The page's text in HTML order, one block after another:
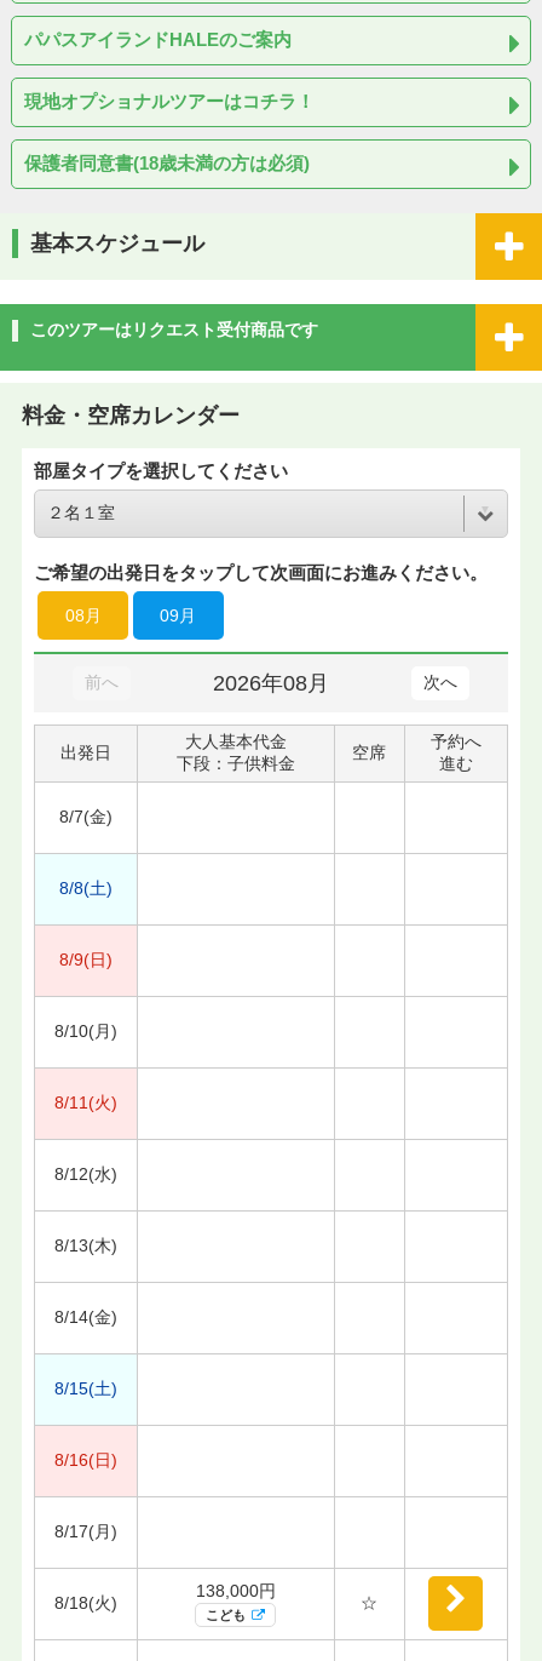
パパスアイランドHALEのご案内
現地オプショナルツアーはコチラ！
保護者同意書(18歳未満の方は必須)
基本スケジュール
このツアーはリクエスト受付商品です
料金・空席カレンダー
部屋タイプを選択してください
ご希望の出発日をタップして次画面にお進みください。
08月 09月
前へ 2026年08月 次へ
出発日
大人基本代金
下段：子供料金
空席
予約へ
進む
8/7(金)
8/8(土)
8/9(日)
8/10(月)
8/11(火)
8/12(水)
8/13(木)
8/14(金)
8/15(土)
8/16(日)
8/17(月)
8/18(火)
138,000円
こども
☆